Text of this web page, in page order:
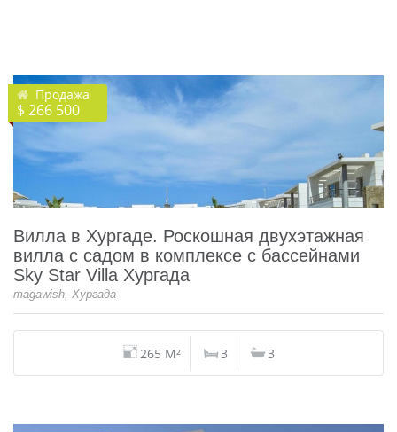
Продажа
$ 266 500
Вилла в Хургаде. Роскошная двухэтажная
вилла с садом в комплексе с бассейнами
Sky Star Villa Хургада
magawish, Хургада
265 M² 3 3